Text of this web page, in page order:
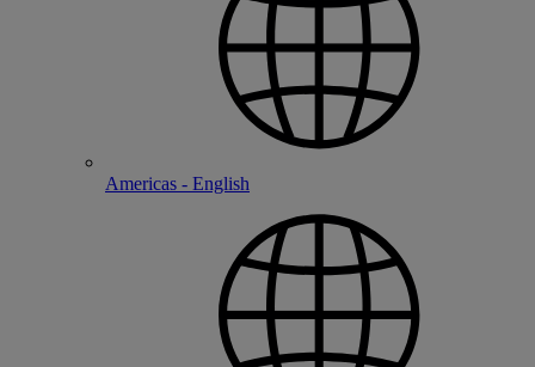
Americas - English